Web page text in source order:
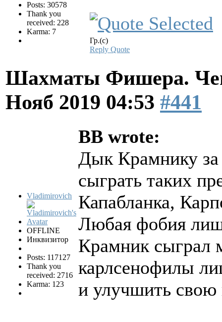
Posts: 30578
Thank you
received: 228
Karma: 7
Гр.(с)
Reply Quote
Шахматы Фишера.
Нояб 2019 04:53 #441
Vladimirovich
OFFLINE
Инквизитор
Posts: 117127
Thank you
received: 2716
Karma: 123
BB wrote:
Дык Крамнику за
сыграть таких
Капабланка,
Любая фобия
Крамник сыграл
карлсенофилы
и улучшить